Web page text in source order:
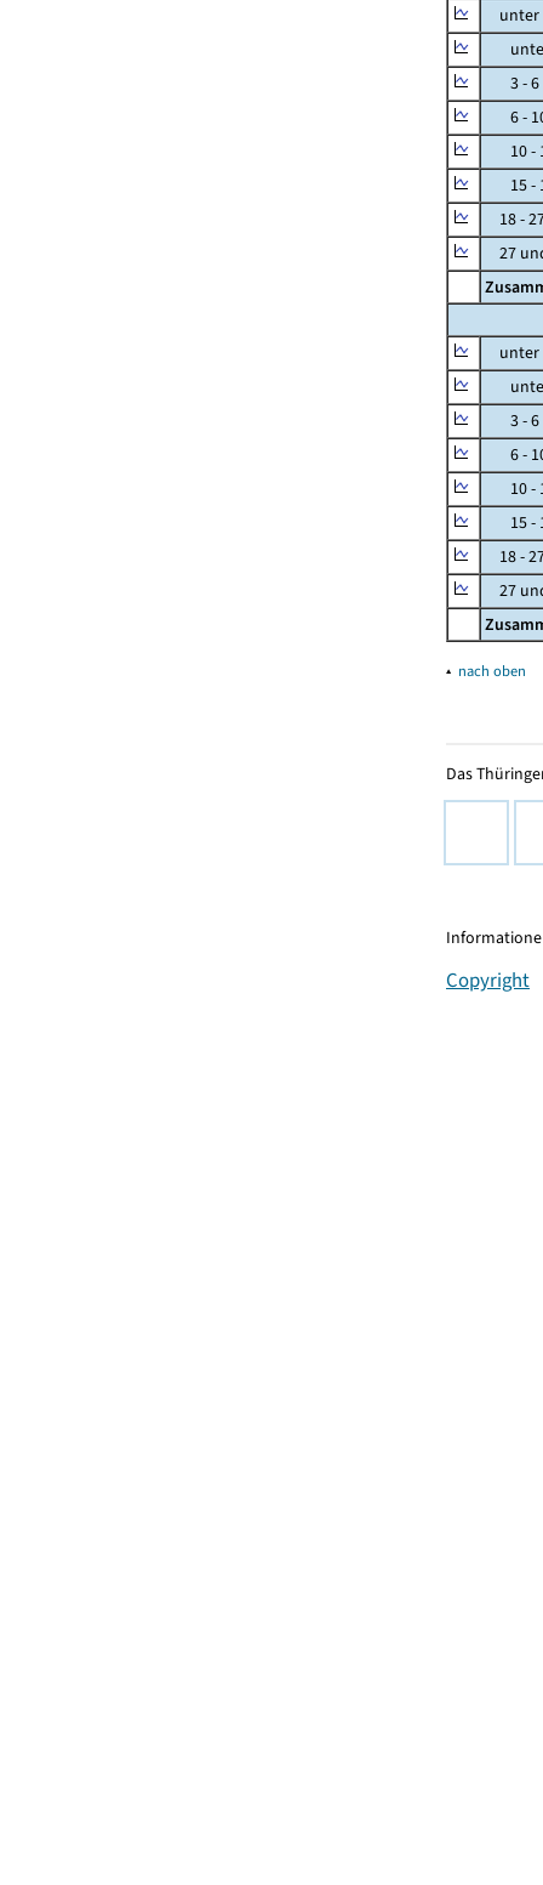
unter
3 - 6
6 -
10 -
15 -
18 -
27
unter
3 - 6
6 -
10 -
15 -
18 -
27
▴ nach oben
Das
Copyright